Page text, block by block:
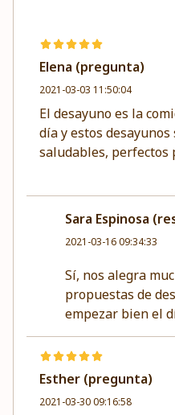
Elena (pregunta)
2021-03-03 11:50:04
El desayuno es la
día y estos
saludables, perfectos
Sara Espinosa
2021-03-16 09:34:33
Sí, nos alegra
propuestas de
empezar bien el
Esther (pregunta)
2021-03-30 09:16:58